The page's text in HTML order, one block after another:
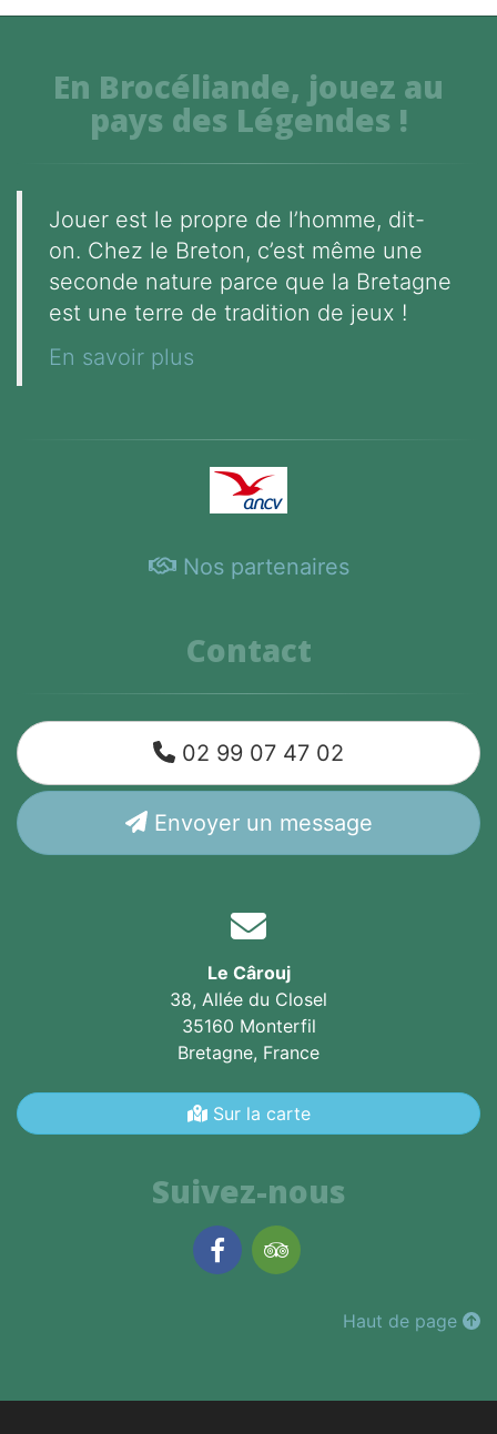
En Brocéliande, jouez au
pays des Légendes !
Jouer est le propre de l’homme, dit-
on. Chez le Breton, c’est même une
seconde nature parce que la Bretagne
est une terre de tradition de jeux !
En savoir plus
Nos partenaires
Contact
02 99 07 47 02
Envoyer un message
Le Cârouj
38, Allée du Closel
35160 Monterfil
Bretagne, France
Sur la carte
Suivez-nous
Haut de page